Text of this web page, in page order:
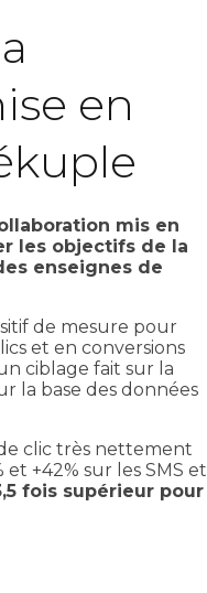
en
mis en
les objectifs de la
enseignes de
de mesure pour
et en conversions
ciblage fait sur la
la base des données
clic très nettement
+42% sur les SMS et
fois supérieur pour